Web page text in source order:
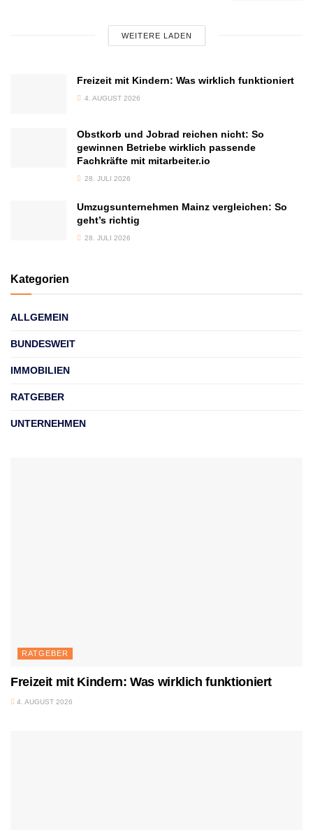
WEITERE LADEN
Freizeit mit Kindern: Was wirklich funktioniert
4. AUGUST 2026
Obstkorb und Jobrad reichen nicht: So
gewinnen Betriebe wirklich passende
Fachkräfte mit mitarbeiter.io
28. JULI 2026
Umzugsunternehmen Mainz vergleichen: So
geht’s richtig
28. JULI 2026
Kategorien
ALLGEMEIN
BUNDESWEIT
IMMOBILIEN
RATGEBER
UNTERNEHMEN
RATGEBER
Freizeit mit Kindern: Was wirklich funktioniert
4. AUGUST 2026